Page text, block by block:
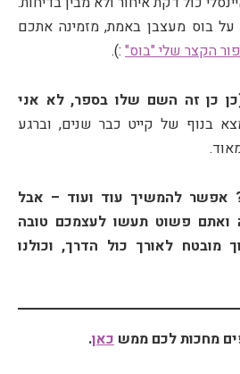
בוס מעצבן באמת, מזמינה אתכם
הקצר שלי "בוס" :).
כן זה השם שלו בספר, לא אני
בנוף של קייט כבר שנים, וברגע
אפשר להמשיך עוד ועוד – אבל
ואתם פשוט תעשו לעצמכם טובה
מובטח לאורך כול הדרך, וכולנו
מחכות לכם ממש כאן.